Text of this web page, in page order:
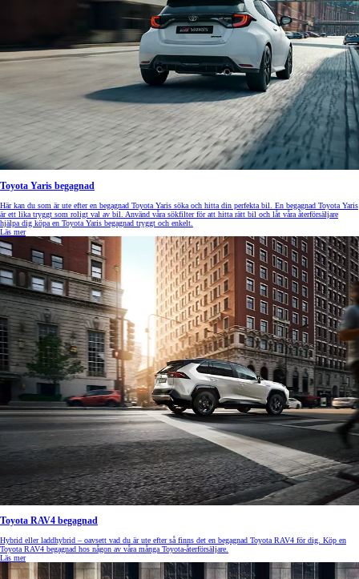
Toyota Yaris begagnad
Här kan du som är ute efter en begagnad Toyota Yaris söka och hitta din perfekta bil. En begagnad Toyota Yaris
är ett lika tryggt som roligt val av bil. Använd våra sökfilter för att hitta rätt bil och låt våra återförsäljare
hjälpa dig köpa en Toyota Yaris begagnad tryggt och enkelt.
Läs mer
Toyota RAV4 begagnad
Hybrid eller laddhybrid – oavsett vad du är ute efter så finns det en begagnad Toyota RAV4 för dig. Köp en
Toyota RAV4 begagnad hos någon av våra många Toyota-återförsäljare.
Läs mer